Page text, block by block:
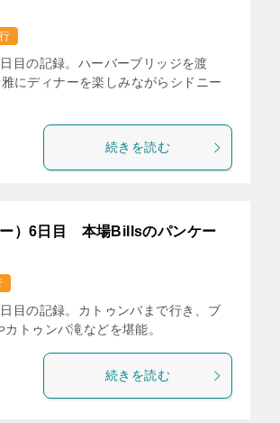
目の記録。ハーバーブリッジを渡
にディナーを楽しみながらシドニー
続きを読む
ー）6日目 本場Billsのパンケー
目の記録。カトゥンバまで行き、ブ
トゥンバ滝などを堪能。
続きを読む